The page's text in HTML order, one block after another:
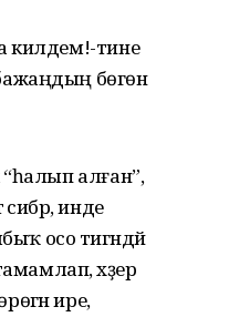
килдем!-тине
бажаңдың бөгөн
“һалып алған”,
инде
осо тигәндәй
хәҙер
ире,